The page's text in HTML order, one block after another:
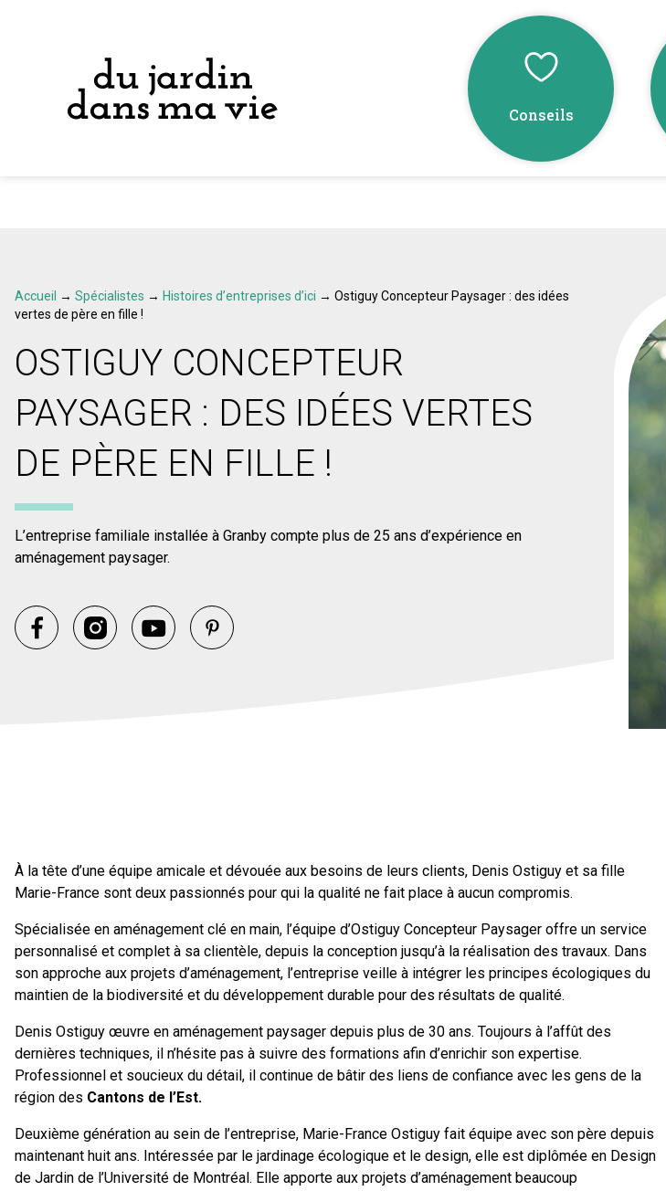
Conseils
Accueil → Spécialistes → Histoires d’entreprises d’ici → Ostiguy Concepteur Paysager : des idées
vertes de père en fille !
OSTIGUY CONCEPTEUR
PAYSAGER : DES IDÉES VERTES
DE PÈRE EN FILLE !
L’entreprise familiale installée à Granby compte plus de 25 ans d’expérience en
aménagement paysager.
À la tête d’une équipe amicale et dévouée aux besoins de leurs clients, Denis Ostiguy et sa fille
Marie-France sont deux passionnés pour qui la qualité ne fait place à aucun compromis.
Spécialisée en aménagement clé en main, l’équipe d’Ostiguy Concepteur Paysager offre un service
personnalisé et complet à sa clientèle, depuis la conception jusqu’à la réalisation des travaux. Dans
son approche aux projets d’aménagement, l’entreprise veille à intégrer les principes écologiques du
maintien de la biodiversité et du développement durable pour des résultats de qualité.
Denis Ostiguy œuvre en aménagement paysager depuis plus de 30 ans. Toujours à l’affût des
dernières techniques, il n’hésite pas à suivre des formations afin d’enrichir son expertise.
Professionnel et soucieux du détail, il continue de bâtir des liens de confiance avec les gens de la
région des Cantons de l’Est.
Deuxième génération au sein de l’entreprise, Marie-France Ostiguy fait équipe avec son père depuis
maintenant huit ans. Intéressée par le jardinage écologique et le design, elle est diplômée en Design
de Jardin de l’Université de Montréal. Elle apporte aux projets d’aménagement beaucoup